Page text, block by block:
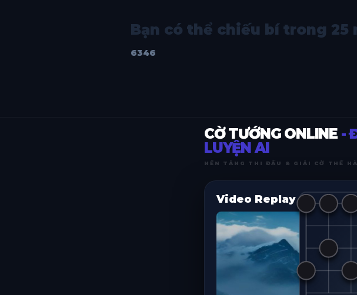
Bạn có thể chiếu bí trong 25
6346
CỜ TƯỚNG ONLINE -
LUYỆN AI
NỀN TẢNG THI ĐẤU & GIẢI CỜ THẾ
Video Replay